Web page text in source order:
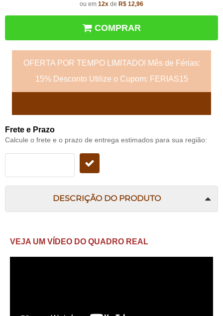
ou em 12x de R$ 12,96
COMPRAR
OFERTA POR TEMPO LIMITADO! Mês de Férias:
15% Desconto Utilize o Cupom: FERIAS15
Frete e Prazo
Calcule o frete e o prazo de entrega estimados para sua região:
DESCRIÇÃO DO PRODUTO
VEJA UM VÍDEO DO QUADRO REAL